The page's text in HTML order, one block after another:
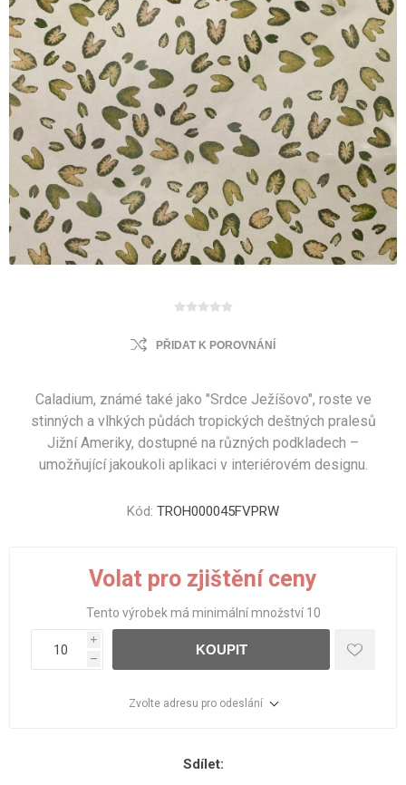
PŘIDAT K POROVNÁNÍ
Caladium, známé také jako "Srdce Ježíšovo", roste ve
stinných a vlhkých půdách tropických deštných pralesů
Jižní Ameriky, dostupné na různých podkladech –
umožňující jakoukoli aplikaci v interiérovém designu.
Kód: TROH000045FVPRW
Volat pro zjištění ceny
Tento výrobek má minimální množství 10
i
h
KOUPIT
Zvolte adresu pro odeslání
Sdílet: